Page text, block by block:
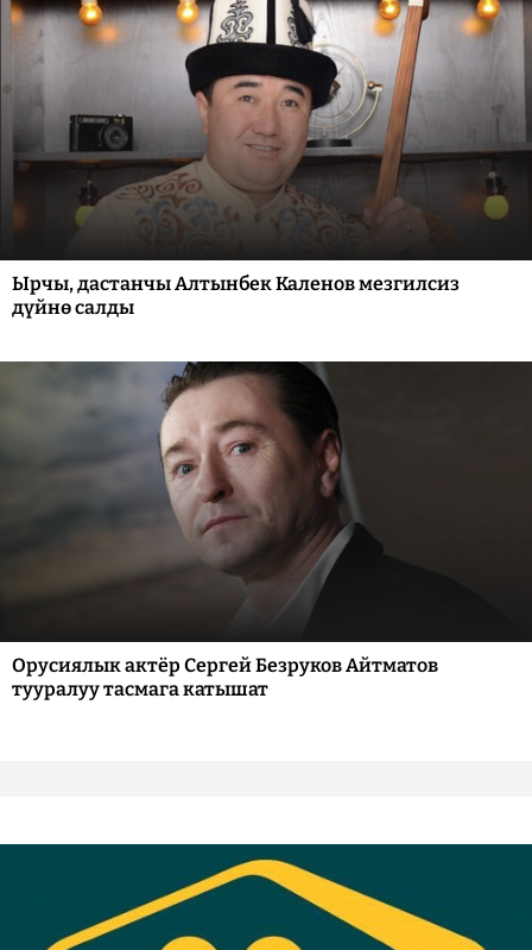
Ырчы, дастанчы Алтынбек Каленов мезгилсиз
дүйнө салды
Орусиялык актёр Сергей Безруков Айтматов
тууралуу тасмага катышат